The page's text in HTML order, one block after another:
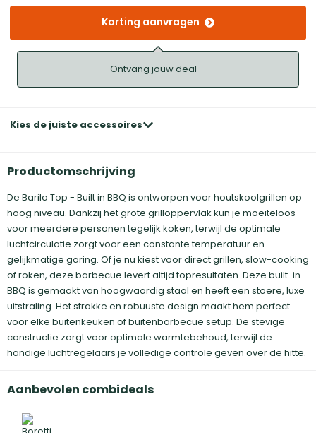
Korting aanvragen
Ontvang jouw deal
Kies de juiste accessoires
Productomschrijving
De Barilo Top - Built in BBQ is ontworpen voor houtskoolgrillen op
hoog niveau. Dankzij het grote grilloppervlak kun je moeiteloos
voor meerdere personen tegelijk koken, terwijl de optimale
luchtcirculatie zorgt voor een constante temperatuur en
gelijkmatige garing. Of je nu kiest voor direct grillen, slow-cooking
of roken, deze barbecue levert altijd topresultaten. Deze built-in
BBQ is gemaakt van hoogwaardig staal en heeft een stoere, luxe
uitstraling. Het strakke en robuuste design maakt hem perfect
voor elke buitenkeuken of buitenbarbecue setup. De stevige
constructie zorgt voor optimale warmtebehoud, terwijl de
handige luchtregelaars je volledige controle geven over de hitte.
Aanbevolen combideals